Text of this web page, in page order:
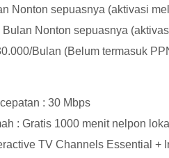
Nonton sepuasnya (aktivasi
Bulan Nonton sepuasnya
Bulan (Belum termasuk
: 30 Mbps
: Gratis 1000 menit nelpon
TV Channels Essential +